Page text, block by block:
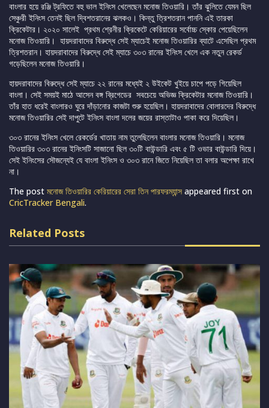
বাংলার হয়ে রঞ্জি ট্রফিতে বহু ভাল ইনিংস খেলেছেন মনোজ তিওয়ারি। তাঁর ঝুলিতে যেমন ছিল
সেঞ্চুরী ইনিংস তেনই ছিল দ্বিশতরানের ঝলকও। কিন্তু ত্রিশতরান পাননি এই তারকা
ক্রিকেটার। ২০২০ সালেই প্রথম শ্রেনীর ক্রিকেটে কেরিয়ারের সর্বোচ্চ স্কোর পেয়েছিলেন
মনোজ তিওয়ারি। হায়দরাবাদের বিরুদ্ধে সেই ম্যাচেই মনোজ তিওয়ারির ব্যাটে এসেছিল প্রথম
ত্রিশতরান। হায়দরাবাদের বিরুদ্ধে সেই ম্যাচে ৩০৩ রানের ইনিংস খেলে এক নতুন রেকর্ড
গড়েছিলেন মনোজ তিওয়ারি।
হায়দরাবাদের বিরুদ্ধে সেই ম্যাচে ২২ রানের মধ্যেই ২ উইকেট খুইয়ে চাপে পড়ে গিয়েছিল
বাংলা। সেই সময়ই মাঠে আসেন বঙ্গ ব্রিগেডের সবচেয়ে অভিজ্ঞ ক্রিকেটার মনোজ তিওয়ারি।
তাঁর হাত ধরেই বাংলারও ঘুরে দাঁড়ানোর কাজটা শুরু হয়েছিল। হায়দরাবাদের বোলারদের বিরুদ্ধে
মনোজ তিওয়ারির সেই দাপুটে ইনিংস বাংলা দলের জয়ের রাস্তাটাও পাকা করে দিয়েছিল।
৩০৩ রানের ইনিংস খেলে রেকর্ডের খাতায় নাম তুলেছিলেন বাংলার মনোজ তিওয়ারি। মনোজ
তিওয়ারির ৩০৩ রানের ইনিংসটি সাজানো ছিল ৩০টি বাউন্ডারি এবং ৫ টি ওভার বাউন্ডারি দিয়ে।
সেই ইনিংসের সৌজন্যেই যে বাংলা ইনিংস ও ৩০৩ রানে জিতে নিয়েছিল তা বলার অপেক্ষা রাখে
না।
The post মনোজ তিওয়ারির কেরিয়ারের সেরা তিন পারফরম্যান্স appeared first on
CricTracker Bengali.
Related Posts